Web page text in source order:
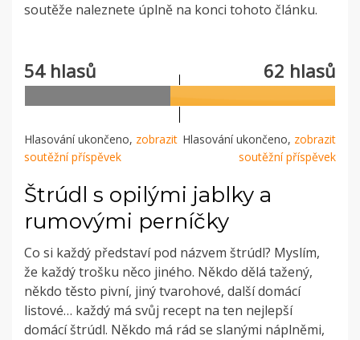
soutěže naleznete úplně na konci tohoto článku.
54 hlasů 62 hlasů
Hlasování ukončeno, zobrazit
soutěžní příspěvek
Hlasování ukončeno, zobrazit
soutěžní příspěvek
Štrúdl s opilými jablky a
rumovými perníčky
Co si každý představí pod názvem štrúdl? Myslím,
že každý trošku něco jiného. Někdo dělá tažený,
někdo těsto pivní, jiný tvarohové, další domácí
listové… každý má svůj recept na ten nejlepší
domácí štrúdl. Někdo má rád se slanými náplněmi,